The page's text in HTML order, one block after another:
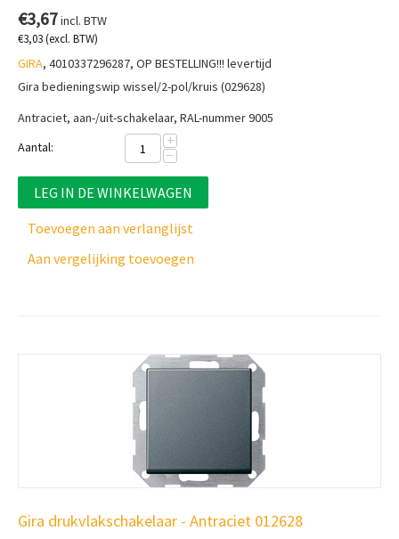
€3,67incl. BTW
€3,03(excl. BTW)
GIRA, 4010337296287, OP BESTELLING!!! levertijd
Gira bedieningswip wissel/2-pol/kruis (029628)
Antraciet, aan-/uit-schakelaar, RAL-nummer 9005
Aantal:
+
−
LEG IN DE WINKELWAGEN
Toevoegen aan verlanglijst
Aan vergelijking toevoegen
Gira drukvlakschakelaar - Antraciet 012628